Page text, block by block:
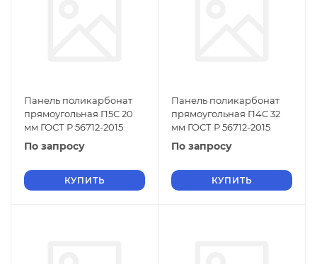
Панель поликарбонат
прямоугольная П5С 20
мм ГОСТ Р 56712-2015
По запросу
КУПИТЬ
Панель поликарбонат
прямоугольная П4С 32
мм ГОСТ Р 56712-2015
По запросу
КУПИТЬ